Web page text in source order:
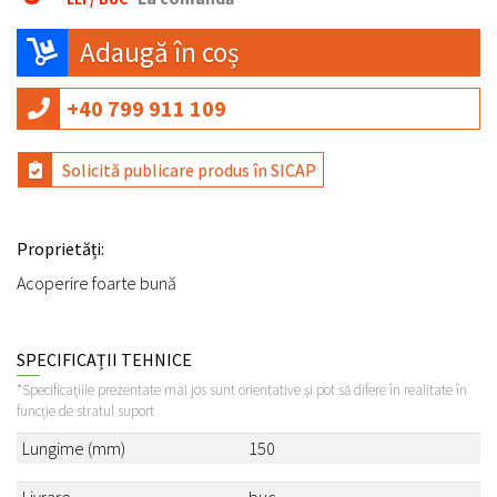
Adaugă în coș
+40 799 911 109
Solicită publicare produs în SICAP
Proprietăți:
Acoperire foarte bună
SPECIFICAȚII TEHNICE
*Specificațiile prezentate mai jos sunt orientative și pot să difere în realitate în
funcție de stratul suport
Lungime (mm) 150